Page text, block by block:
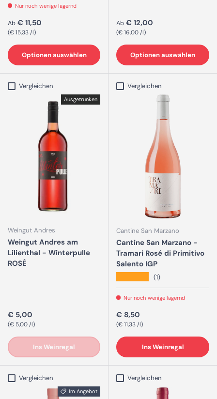
Nur noch wenige lagernd
Normaler Preis
Ab € 11,50
Grundpreis
€ 15,33 /l
Optionen auswählen
Normaler Preis
Ab € 12,00
Grundpreis
€ 16,00 /l
Optionen auswählen
Vergleichen
Ausgetrunken
Weingut Andres
Weingut Andres am
Lilienthal - Winterpulle
ROSÉ
Normaler Preis
€ 5,00
Grundpreis
€ 5,00 /l
Ins Weinregal
Vergleichen
Cantine San Marzano
Cantine San Marzano -
Tramari Rosé di Primitivo
Salento IGP
(1)
Nur noch wenige lagernd
Normaler Preis
€ 8,50
Grundpreis
€ 11,33 /l
Ins Weinregal
Vergleichen
Im Angebot
Vergleichen